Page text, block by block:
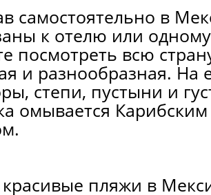
самостоятельно в
к отелю или
посмотреть всю
и разнообразная. На
степи, пустыни и
омывается
пляжи в